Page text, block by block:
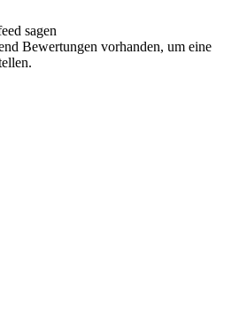
sagen
Bewertungen vorhanden, um eine